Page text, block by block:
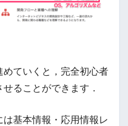
めていくと，完全初心者
ることができます．
基本情報・応用情報レ